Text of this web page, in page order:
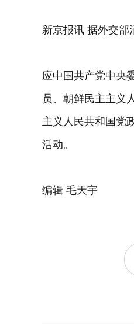
新京报讯 据外交部
应中国共产党中央
员、朝鲜民主主义
主义人民共和国党
活动。
编辑 毛天宇